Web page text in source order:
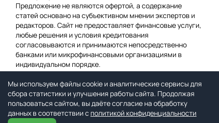
Мы используем файлы cookie и аналитические сервисы для
сбора статистики и улучшения работы сайта. Продолжая
пользоваться сайтом, вы даёте согласие на обработку
данных в соответствии с политикой конфиденциальности
Предложение не являются офертой, а содержание
статей основано на субъективном мнении экспертов и
редакторов. Сайт не предоставляет финансовые услуги,
любые решения и условия кредитования
согласовываются и принимаются непосредственно
банками или микрофинансовыми организациями в
индивидуальном порядке.
Вероятность одобрения рассчитывается на основе
среднего значения подтвержденных заявок за
предыдущую неделю.
Мы используем файлы cookie для гарантии удобства и
улучшения работы сайта.